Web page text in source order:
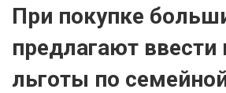
При покупке
предлагают
льготы по